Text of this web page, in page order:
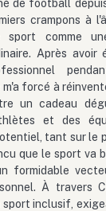
de football
crampons à
sport comme
Après avoir
m'a forcé à
un cadeau
et des
tant sur le
que le sport va
formidable
À travers
sport inclusif,